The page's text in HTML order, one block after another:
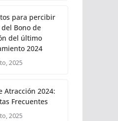
para percibir
del Bono de
del último
2024
2025
Atracción 2024:
Frecuentes
2025